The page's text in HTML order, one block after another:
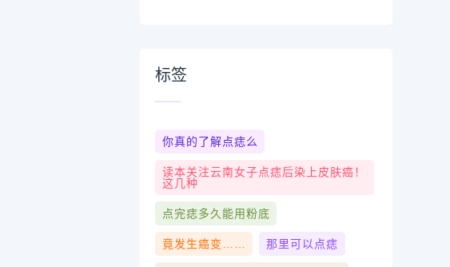
标签
你真的了解点痣么
读本关注云南女子点痣后染上皮肤癌！
这几种
点完痣多久能用粉底
竟发生癌变…… 那里可以点痣